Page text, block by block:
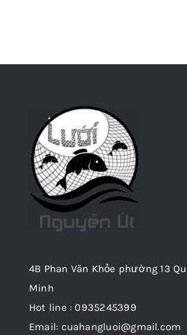
4B Phan Văn Khỏe phường 13
Minh
Hot line : 0935245399
Email: cuahangluoi@gmail.com